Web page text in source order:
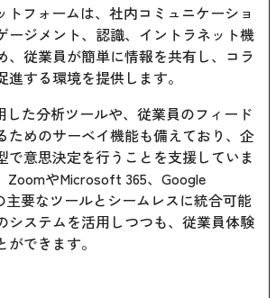
トフォームは、社内コミュニケーショ
ージメント、認識、イントラネット機
、従業員が簡単に情報を共有し、コラ
する環境を提供します。
した分析ツールや、従業員のフィード
ためのサーベイ機能も備えており、企
で意思決定を行うことを支援していま
ZoomやMicrosoft 365、Google
主要なツールとシームレスに統合可能
システムを活用しつつも、従業員体験
できます。